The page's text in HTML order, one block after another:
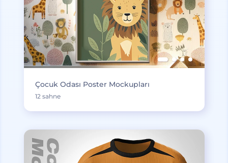
Çocuk Odası Poster Mockupları
12 sahne